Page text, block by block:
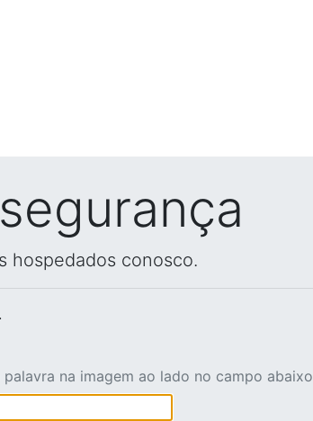
hospedados conosco.
palavra na imagem ao lado no campo abaixo